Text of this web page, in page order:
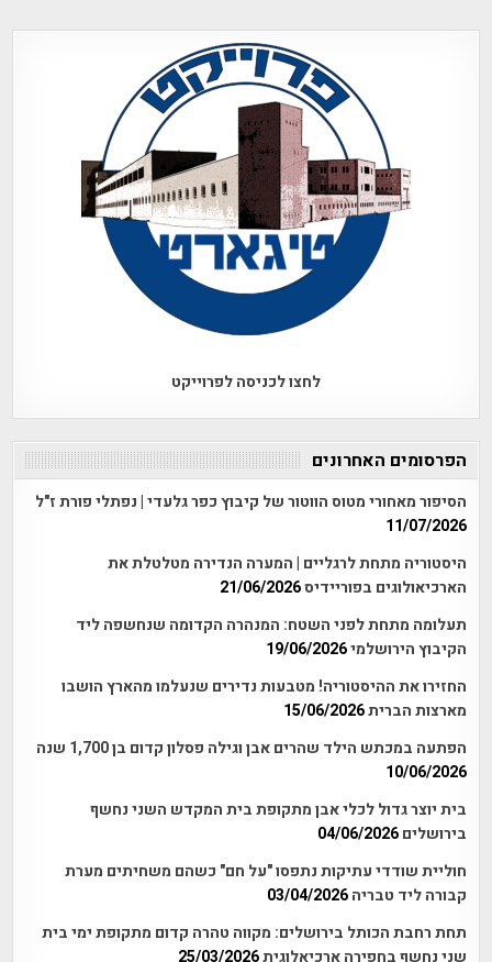
לחצו לכניסה לפרוייקט
הפרסומים האחרונים
הסיפור מאחורי מטוס הווטור של קיבוץ כפר גלעדי | נפתלי פורת ז"ל
11/07/2026
היסטוריה מתחת לרגליים | המערה הנדירה מטלטלת את
הארכיאולוגים בפוריידיס21/06/2026
תעלומה מתחת לפני השטח: המנהרה הקדומה שנחשפה ליד
הקיבוץ הירושלמי19/06/2026
החזירו את ההיסטוריה! מטבעות נדירים שנעלמו מהארץ הושבו
מארצות הברית15/06/2026
הפתעה במכתש הילד שהרים אבן וגילה פסלון קדום בן 1,700 שנה
10/06/2026
בית יוצר גדול לכלי אבן מתקופת בית המקדש השני נחשף
בירושלים 04/06/2026
חוליית שודדי עתיקות נתפסו "על חם" כשהם משחיתים מערת
קבורה ליד טבריה 03/04/2026
תחת רחבת הכותל בירושלים: מקווה טהרה קדום מתקופת ימי בית
שני נחשף בחפירה ארכיאלוגית25/03/2026